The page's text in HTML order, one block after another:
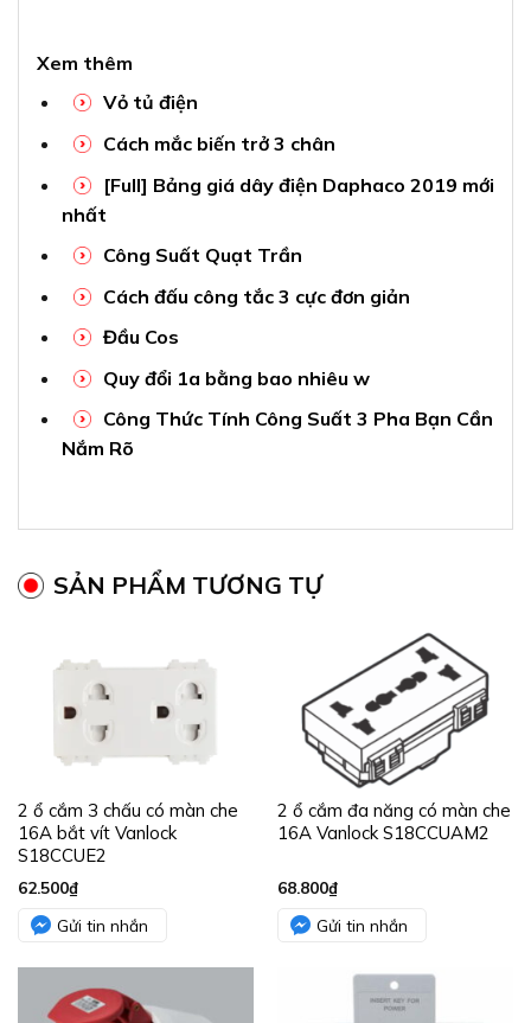
Xem thêm
Vỏ tủ điện
Cách mắc biến trở 3 chân
[Full] Bảng giá dây điện Daphaco 2019 mới
nhất
Công Suất Quạt Trần
Cách đấu công tắc 3 cực đơn giản
Đầu Cos
Quy đổi 1a bằng bao nhiêu w
Công Thức Tính Công Suất 3 Pha Bạn Cần
Nắm Rõ
SẢN PHẨM TƯƠNG TỰ
2 ổ cắm 3 chấu có màn che
16A bắt vít Vanlock
S18CCUE2
62.500₫
Gửi tin nhắn
2 ổ cắm đa năng có màn che
16A Vanlock S18CCUAM2
68.800₫
Gửi tin nhắn